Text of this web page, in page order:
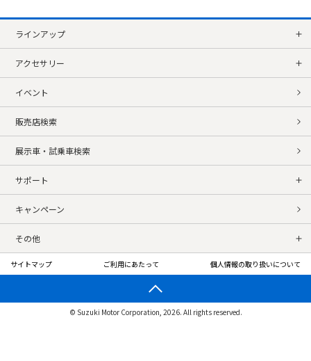
ラインアップ
アクセサリー
イベント
販売店検索
展示車・試乗車検索
サポート
キャンペーン
その他
サイトマップ ご利用にあたって 個人情報の取り扱いについて
© Suzuki Motor Corporation, 2026. All rights reserved.